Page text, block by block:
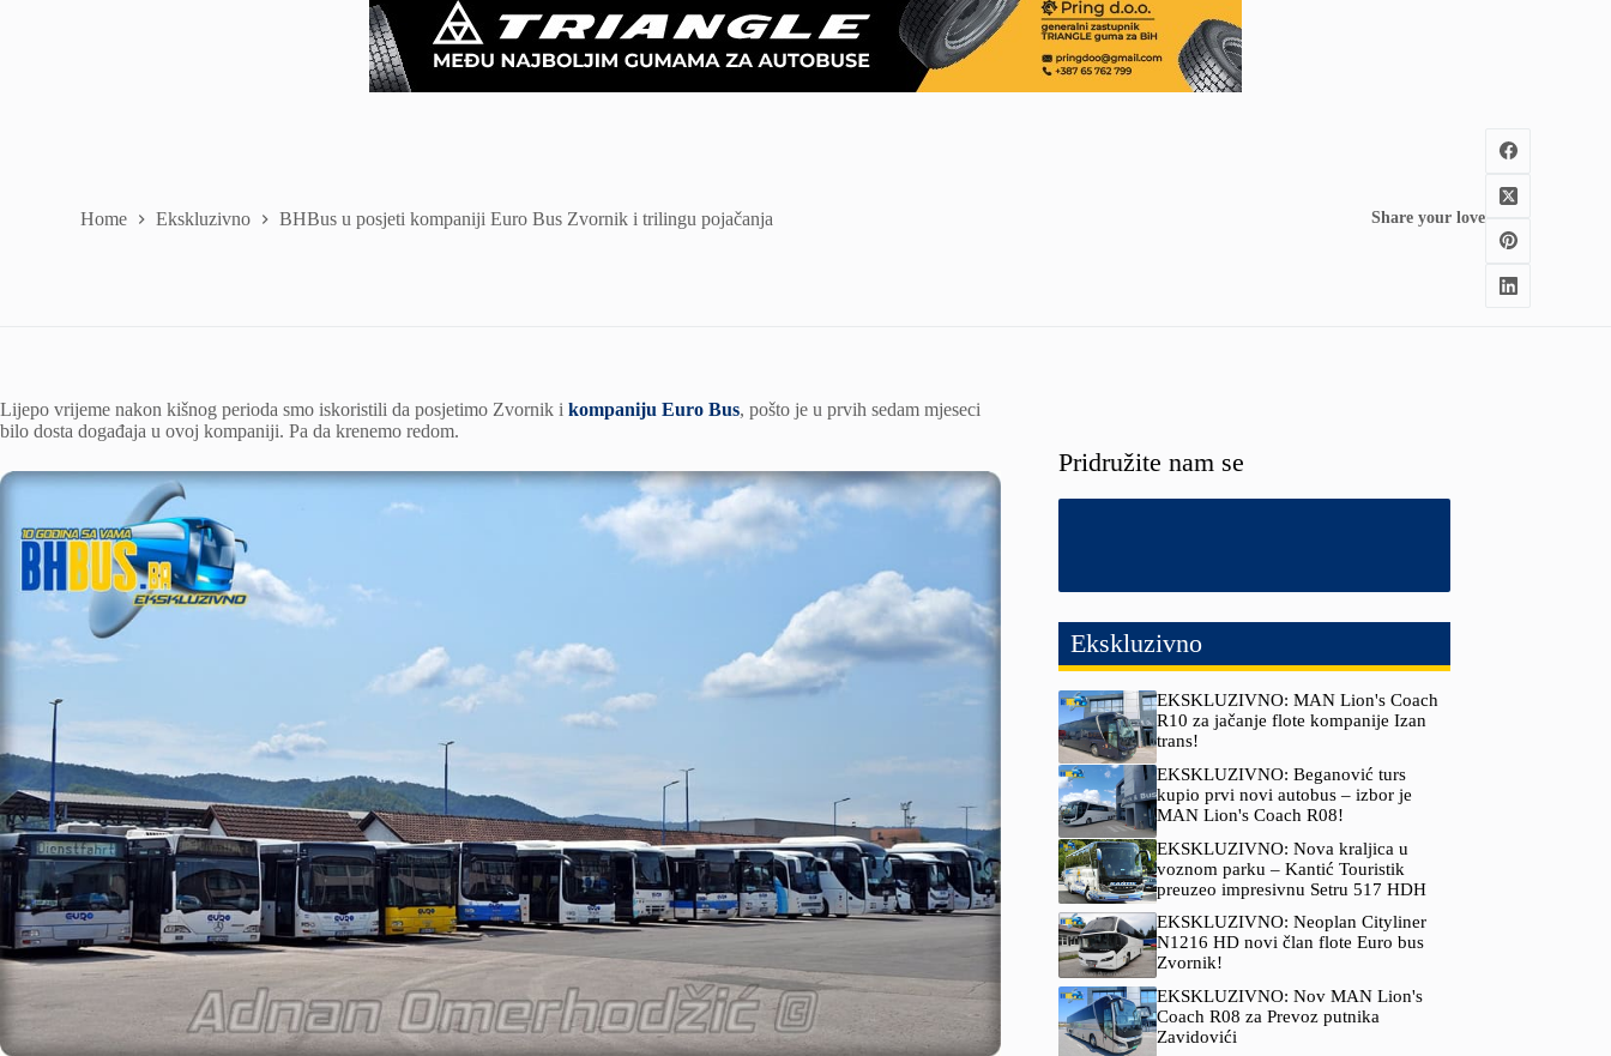
Home Ekskluzivno BHBus u posjeti kompaniji Euro Bus Zvornik i trilingu pojačanja Share your love
Lijepo vrijeme nakon kišnog perioda smo iskoristili da posjetimo Zvornik i kompaniju Euro Bus, pošto je u prvih sedam mjeseci
bilo dosta događaja u ovoj kompaniji. Pa da krenemo redom.
Pridružite nam se
Ekskluzivno
EKSKLUZIVNO: MAN Lion's Coach
R10 za jačanje flote kompanije Izan
trans!
EKSKLUZIVNO: Beganović turs
kupio prvi novi autobus – izbor je
MAN Lion's Coach R08!
EKSKLUZIVNO: Nova kraljica u
voznom parku – Kantić Touristik
preuzeo impresivnu Setru 517 HDH
EKSKLUZIVNO: Neoplan Cityliner
N1216 HD novi član flote Euro bus
Zvornik!
EKSKLUZIVNO: Nov MAN Lion's
Coach R08 za Prevoz putnika
Zavidovići